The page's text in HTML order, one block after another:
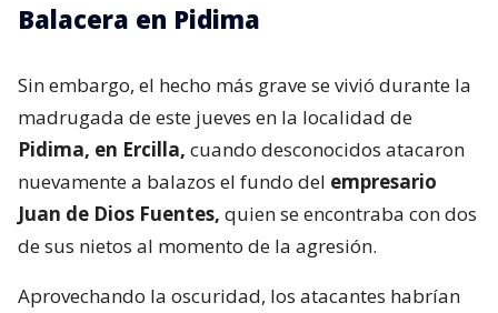
Balacera en Pidima
Sin embargo, el hecho más grave se vivió durante la
madrugada de este jueves en la localidad de
Pidima, en Ercilla, cuando desconocidos atacaron
nuevamente a balazos el fundo del empresario
Juan de Dios Fuentes, quien se encontraba con dos
de sus nietos al momento de la agresión.
Aprovechando la oscuridad, los atacantes habrían